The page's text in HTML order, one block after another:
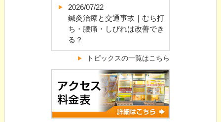
2026/07/22
鍼灸治療と交通事故｜むち打
ち・腰痛・しびれは改善でき
る？
トピックスの一覧はこちら